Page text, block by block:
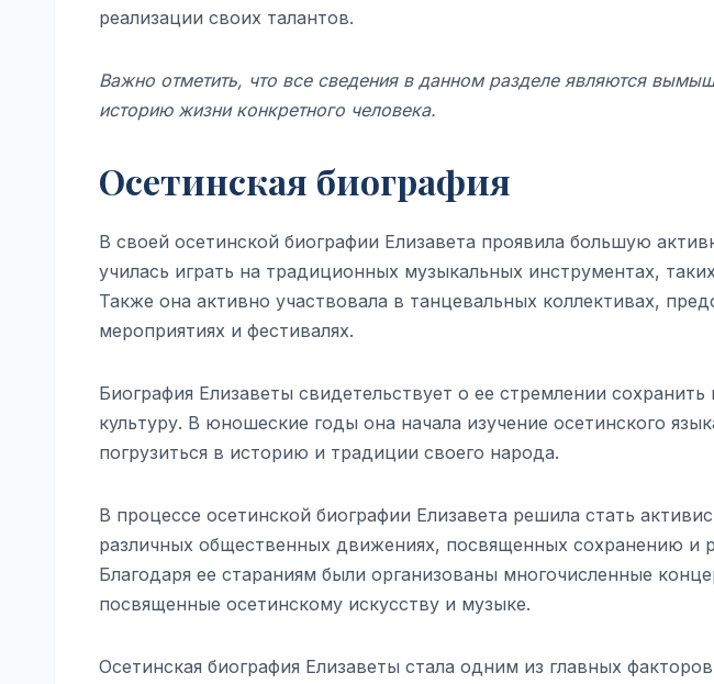
реализации своих талантов.
Важно отметить, что все сведения в данном разделе являются
историю жизни конкретного человека.
Осетинская биография
В своей осетинской биографии Елизавета проявила большую
училась играть на традиционных музыкальных инструментах,
Также она активно участвовала в танцевальных коллективах,
мероприятиях и фестивалях.
Биография Елизаветы свидетельствует о ее стремлении
культуру. В юношеские годы она начала изучение осетинского
погрузиться в историю и традиции своего народа.
В процессе осетинской биографии Елизавета решила стать
различных общественных движениях, посвященных сохранению и
Благодаря ее стараниям были организованы многочисленные
посвященные осетинскому искусству и музыке.
Осетинская биография Елизаветы стала одним из главных